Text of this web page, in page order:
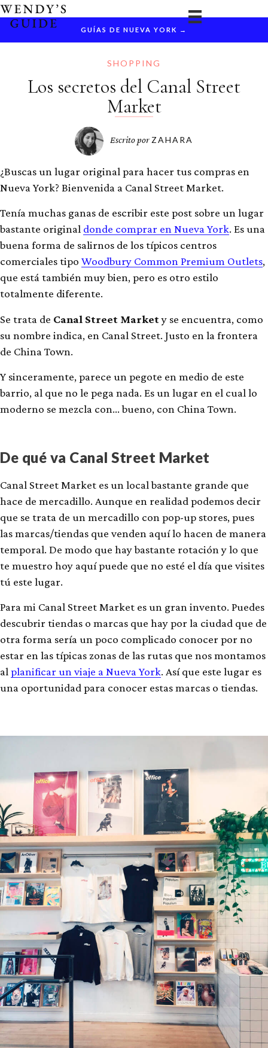
Ir
contenido
GUÍAS DE NUEVA YORK →
SHOPPING
Los secretos del Canal Street
Market
Escrito porZAHARA
¿Buscas un lugar original para hacer tus compras en
Nueva York? Bienvenida a Canal Street Market.
Tenía muchas ganas de escribir este post sobre un lugar
bastante original donde comprar en Nueva York. Es una
buena forma de salirnos de los típicos centros
comerciales tipo Woodbury Common Premium Outlets,
que está también muy bien, pero es otro estilo
totalmente diferente.
Se trata de Canal Street Markety se encuentra, como
su nombre indica, en Canal Street. Justo en la frontera
de China Town.
Y sinceramente, parece un pegote en medio de este
barrio, al que no le pega nada. Es un lugar en el cual lo
moderno se mezcla con… bueno, con China Town.
De qué va Canal Street Market
Canal Street Market es un local bastante grande que
hace de mercadillo. Aunque en realidad podemos decir
que se trata de un mercadillo con pop-up stores, pues
las marcas/tiendas que venden aquí lo hacen de manera
temporal. De modo que hay bastante rotación y lo que
te muestro hoy aquí puede que no esté el día que visites
tú este lugar.
Para mi Canal Street Market es un gran invento. Puedes
descubrir tiendas o marcas que hay por la ciudad que de
otra forma sería un poco complicado conocer por no
estar en las típicas zonas de las rutas que nos montamos
al planificar un viaje a Nueva York. Así que este lugar es
una oportunidad para conocer estas marcas o tiendas.